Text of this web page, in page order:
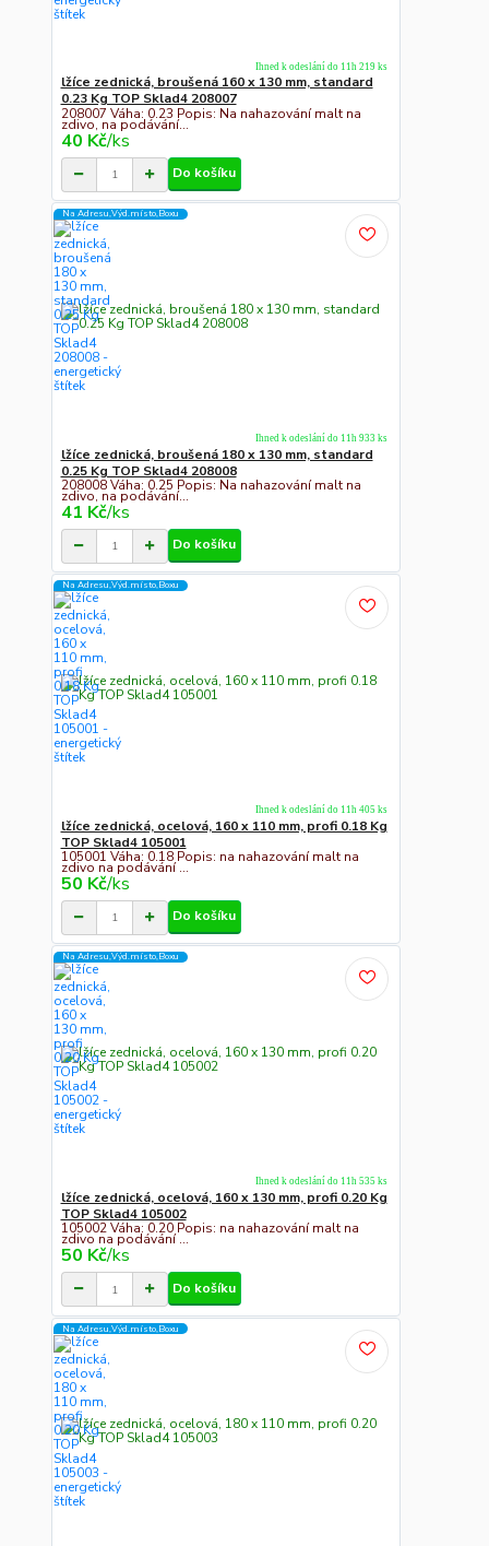
lžíce zednická, broušená 160 x 130 mm, standard
0.23 Kg TOP Sklad4 208007
208007 Váha: 0.23 Popis: Na nahazování malt na
zdivo, na podávání...
40 Kč/ks
Ihned k odeslání do 11h 219 ks
Do košíku
Na Adresu,Výd.místo,Boxu
lžíce zednická, broušená 180 x 130 mm, standard
0.25 Kg TOP Sklad4 208008
208008 Váha: 0.25 Popis: Na nahazování malt na
zdivo, na podávání...
41 Kč/ks
Ihned k odeslání do 11h 933 ks
Do košíku
Na Adresu,Výd.místo,Boxu
lžíce zednická, ocelová, 160 x 110 mm, profi 0.18 Kg
TOP Sklad4 105001
105001 Váha: 0.18 Popis: na nahazování malt na
zdivo na podávání ...
50 Kč/ks
Ihned k odeslání do 11h 405 ks
Do košíku
Na Adresu,Výd.místo,Boxu
lžíce zednická, ocelová, 160 x 130 mm, profi 0.20 Kg
TOP Sklad4 105002
105002 Váha: 0.20 Popis: na nahazování malt na
zdivo na podávání ...
50 Kč/ks
Ihned k odeslání do 11h 535 ks
Do košíku
Na Adresu,Výd.místo,Boxu